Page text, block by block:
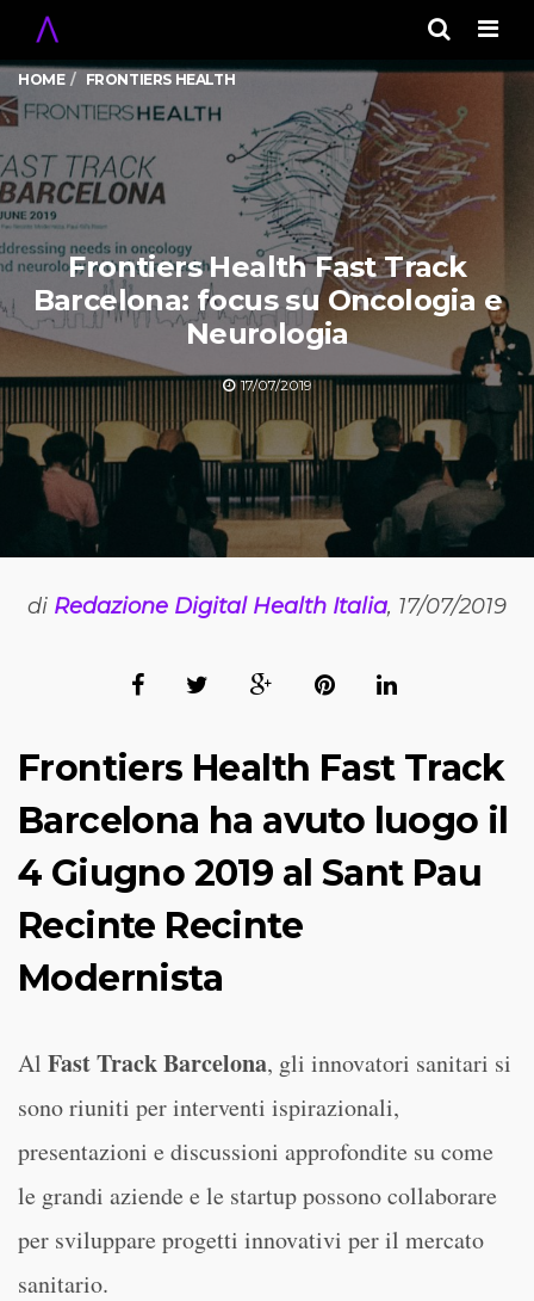
HOME FRONTIERS HEALTH
Frontiers Health Fast Track
Barcelona: focus su Oncologia e
Neurologia
17/07/2019
di Redazione Digital Health Italia, 17/07/2019
Frontiers Health Fast Track
Barcelona ha avuto luogo il
4 Giugno 2019 al Sant Pau
Recinte Recinte
Modernista
Al Fast Track Barcelona, gli innovatori sanitari si
sono riuniti per interventi ispirazionali,
presentazioni e discussioni approfondite su come
le grandi aziende e le startup possono collaborare
per sviluppare progetti innovativi per il mercato
sanitario.